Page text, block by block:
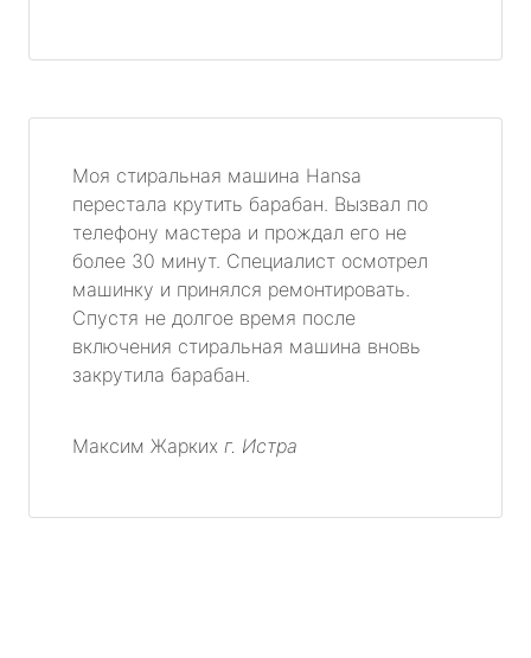
Моя стиральная машина Hansa
перестала крутить барабан. Вызвал по
телефону мастера и прождал его не
более 30 минут. Специалист осмотрел
машинку и принялся ремонтировать.
Спустя не долгое время после
включения стиральная машина вновь
закрутила барабан.
Максим Жарких г. Истра